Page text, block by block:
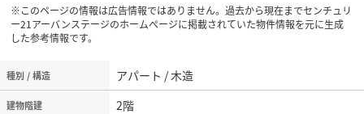
※このページの情報は広告情報ではありません。過去から現在までセンチュリ
ー21アーバンステージのホームぺージに掲載されていた物件情報を元に生成
した参考情報です。
種別 / 構造 アパート / 木造
建物階建 2階